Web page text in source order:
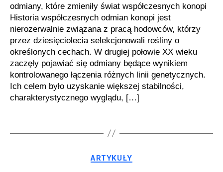
odmiany, które zmieniły świat współczesnych konopi
Historia współczesnych odmian konopi jest
nierozerwalnie związana z pracą hodowców, którzy
przez dziesięciolecia selekcjonowali rośliny o
określonych cechach. W drugiej połowie XX wieku
zaczęły pojawiać się odmiany będące wynikiem
kontrolowanego łączenia różnych linii genetycznych.
Ich celem było uzyskanie większej stabilności,
charakterystycznego wyglądu, […]
Kategorie
ARTYKUŁY